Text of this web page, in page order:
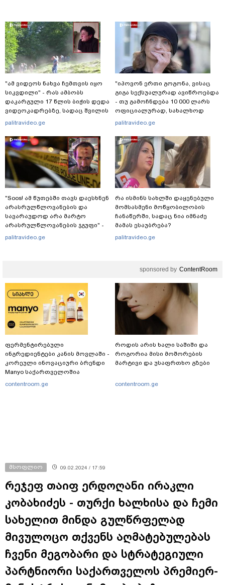
"ამ ვიდეოს ნახვა ჩემთვის იყო
სიკვდილი" - რას ამბობს
დაკარგული 17 წლის ბიჭის დედა
ვიდეოკადრებზე, სადაც შვილის
განწირული ვედრების ხმა
palitravideo.ge
"Soos! ამ წუთებში თავს დაესხნენ
არასრულწლოვანების და
სავარაუდოდ არა მარტო
არასრულწლოვანების ჯგუფი" -
რა ინფორმაციას ავრცელებს
palitravideo.ge
"იპოვონ ერთი გოგონა, ვისაც
გიგა სექსუალურად ავიწროებდა
- თუ გამოჩნდება 10 000 ლარს
ოფიციალურად, სახალხოდ
გადავცემ" - ეკა კუპატაძე
palitravideo.ge
რა ისმინს სახლში დაყენებული
მომსასმენი მოწყობილობის
ჩანაწერში, სადაც ნია იმნაძე
მამას ესაუბრება?
palitravideo.ge
sponsored by ContentRoom
ფერმენტირებული
ინგრედიენტები კანის მოვლაში -
კორეული ინოვაციური ბრენდი
Manyo საქართველოშია
contentroom.ge
როდის არის ხალი საშიში და
როგორია მისი მოშორების
მარტივი და უსაფრთხო გზები
contentroom.ge
მსოფლიო 09.02.2024 / 17:59
რეჯეფ თაიფ ერდოღანი ირაკლი
კობახიძეს - თურქი ხალხისა და ჩემი
სახელით მინდა გულწრფელად
მივულოცო თქვენს აღმატებულებას
ჩვენი მეგობარი და სტრატეგიული
პარტნიორი საქართველოს პრემიერ-